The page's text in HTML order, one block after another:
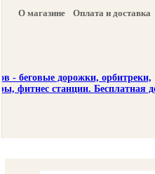
О магазине Оплата и доставка